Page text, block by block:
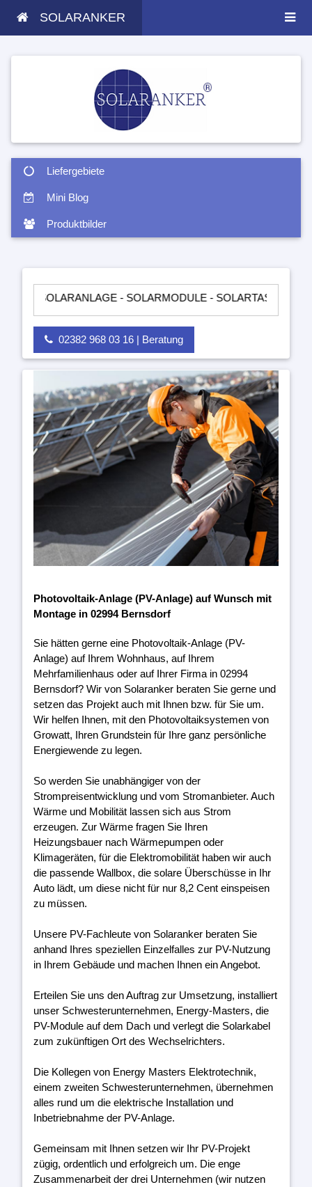
SOLARANKER
Liefergebiete
Mini Blog
Produktbilder
- SOLARMODULE - SOLARTASCHEN -
02382 968 03 16 | Beratung
Photovoltaik-Anlage (PV-Anlage) auf Wunsch mit
Montage in 02994 Bernsdorf
Sie hätten gerne eine Photovoltaik-Anlage (PV-
Anlage) auf Ihrem Wohnhaus, auf Ihrem
Mehrfamilienhaus oder auf Ihrer Firma in 02994
Bernsdorf? Wir von Solaranker beraten Sie gerne und
setzen das Projekt auch mit Ihnen bzw. für Sie um.
Wir helfen Ihnen, mit den Photovoltaiksystemen von
Growatt, Ihren Grundstein für Ihre ganz persönliche
Energiewende zu legen.
So werden Sie unabhängiger von der
Strompreisentwicklung und vom Stromanbieter. Auch
Wärme und Mobilität lassen sich aus Strom
erzeugen. Zur Wärme fragen Sie Ihren
Heizungsbauer nach Wärmepumpen oder
Klimageräten, für die Elektromobilität haben wir auch
die passende Wallbox, die solare Überschüsse in Ihr
Auto lädt, um diese nicht für nur 8,2 Cent einspeisen
zu müssen.
Unsere PV-Fachleute von Solaranker beraten Sie
anhand Ihres speziellen Einzelfalles zur PV-Nutzung
in Ihrem Gebäude und machen Ihnen ein Angebot.
Erteilen Sie uns den Auftrag zur Umsetzung, installiert
unser Schwesterunternehmen, Energy-Masters, die
PV-Module auf dem Dach und verlegt die Solarkabel
zum zukünftigen Ort des Wechselrichters.
Die Kollegen von Energy Masters Elektrotechnik,
einem zweiten Schwesterunternehmen, übernehmen
alles rund um die elektrische Installation und
Inbetriebnahme der PV-Anlage.
Gemeinsam mit Ihnen setzen wir Ihr PV-Projekt
zügig, ordentlich und erfolgreich um. Die enge
Zusammenarbeit der drei Unternehmen (wir nutzen